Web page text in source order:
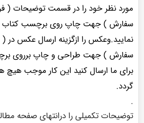
مورد نظر خود را در قسمت توضیحات (
سفارش ) جهت چاپ روی برچسب کتاب و
نمایید.وعکس را ازگزینه ارسال عکس در
سفارش ) جهت طراحی و چاپ برروی
برای ما ارسال کنید این کار موجب هیچ
گردد.
.
توضیحات تکمیلیرا درانتهای صفحه